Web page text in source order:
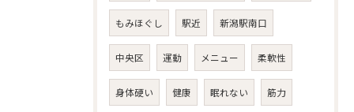
もみほぐし 駅近 新潟駅南口
中央区 運動 メニュー 柔軟性
身体硬い 健康 眠れない 筋力